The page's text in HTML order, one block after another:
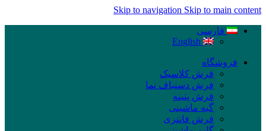
Skip to navigation Skip to main content
فارسی
English
فروشگاه
فرش کلاسیک
فرش دستباف نما
فرش پتینه
گبه ماشینی
فرش فانتزی